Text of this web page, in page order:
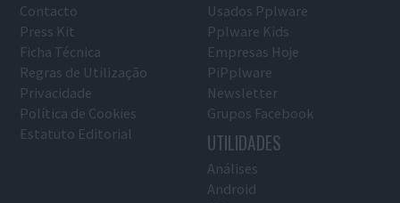
Contacto
Press Kit
Ficha Técnica
Regras de Utilização
Privacidade
Política de Cookies
Estatuto Editorial
Usados Pplware
Pplware Kids
Empresas Hoje
PiPplware
Newsletter
Grupos Facebook
UTILIDADES
Análises
Android